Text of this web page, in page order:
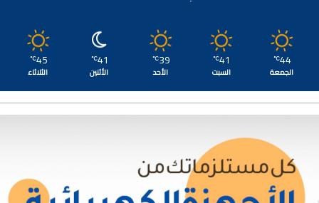
44
℃
الجمعة
41
℃
السبت
39
℃
الأحد
41
℃
الأثنين
45
℃
الثلاثاء